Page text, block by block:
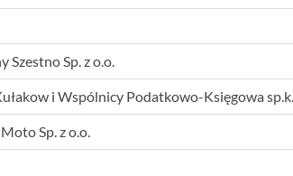
Szestno Sp. z o.o.
i Wspólnicy Podatkowo-Księgowa sp.k.
Sp. z o.o.